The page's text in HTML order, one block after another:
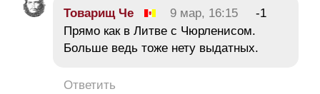
Товарищ Че 9 мар, 16:15
-1
Прямо как в Литве с Чюрленисом.
Больше ведь тоже нету выдатных.
Ответить